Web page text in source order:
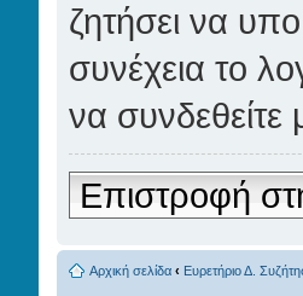
ζητήσει να
συνέχεια το
να
Επιστροφή
Αρχική σελίδα ‹ Ευρετήριο Δ.